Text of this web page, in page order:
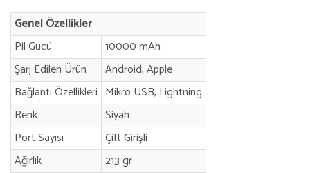
Genel Özellikler
Pil Gücü
10000 mAh
Şarj Edilen Ürün
Android, Apple
Bağlantı Özellikleri Mikro USB, Lightning
Renk
Siyah
Port Sayısı
Çift Girişli
Ağırlık
213 gr